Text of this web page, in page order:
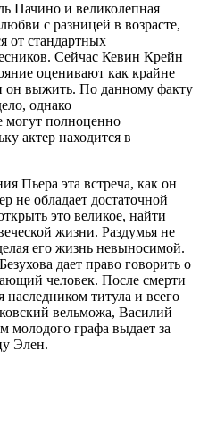
Пачино и великолепная
с разницей в возрасте,
от стандартных
Сейчас Кевин Крейн
оценивают как крайне
он выжить. По данному факту
однако
могут полноценно
актер находится в
Пьера эта встреча, как он
не обладает достаточной
это великое, найти
жизни. Раздумья не
его жизнь невыносимой.
дает право говорить о
человек. После смерти
наследником титула и всего
вельможа, Василий
молодого графа выдает за
Элен.